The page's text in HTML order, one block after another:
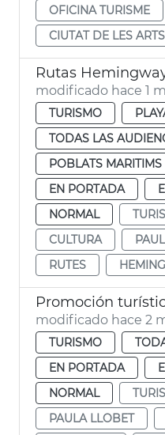
OFICINA TURISME
CIUTAT DE LES
Rutas
modificado hace 1
TURISMO
TODAS LAS
POBLATS MARITIMS
EN PORTADA
NORMAL
CULTURA
RUTES
modificado hace 2
TURISMO
EN PORTADA
NORMAL
PAULA LLOBET